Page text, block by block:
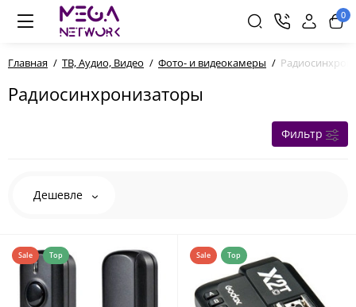
0
Главная ТВ, Аудио, Видео Фото- и видеокамеры
Радиосинхронизаторы
Фильтр
Дешевле
Sale Top Sale Top